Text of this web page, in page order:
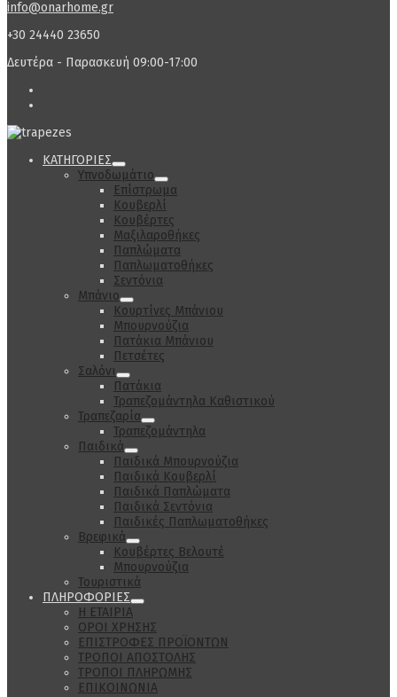
info@onarhome.gr
+30 24440 23650
Δευτέρα - Παρασκευή 09:00-17:00
ΚΑΤΗΓΟΡΙΕΣ
Υπνοδωμάτιο
Επίστρωμα
Κουβερλί
Κουβέρτες
Μαξιλαροθήκες
Παπλώματα
Παπλωματοθήκες
Σεντόνια
Μπάνιο
Κουρτίνες Μπάνιου
Μπουρνούζια
Πατάκια Μπάνιου
Πετσέτες
Σαλόνι
Πατάκια
Τραπεζομάντηλα Καθιστικού
Τραπεζαρία
Τραπεζομάντηλα
Παιδικά
Παιδικά Μπουρνούζια
Παιδικά Κουβερλί
Παιδικά Παπλώματα
Παιδικά Σεντόνια
Παιδικές Παπλωματοθήκες
Βρεφικά
Κουβέρτες Βελουτέ
Μπουρνούζια
Τουριστικά
ΠΛΗΡΟΦΟΡΙΕΣ
Η ΕΤΑΙΡΙΑ
ΟΡΟΙ ΧΡΗΣΗΣ
ΕΠΙΣΤΡΟΦΕΣ ΠΡΟΪΟΝΤΩΝ
ΤΡΟΠΟΙ ΑΠΟΣΤΟΛΗΣ
ΤΡΟΠΟΙ ΠΛΗΡΩΜΗΣ
ΕΠΙΚΟΙΝΩΝΙΑ